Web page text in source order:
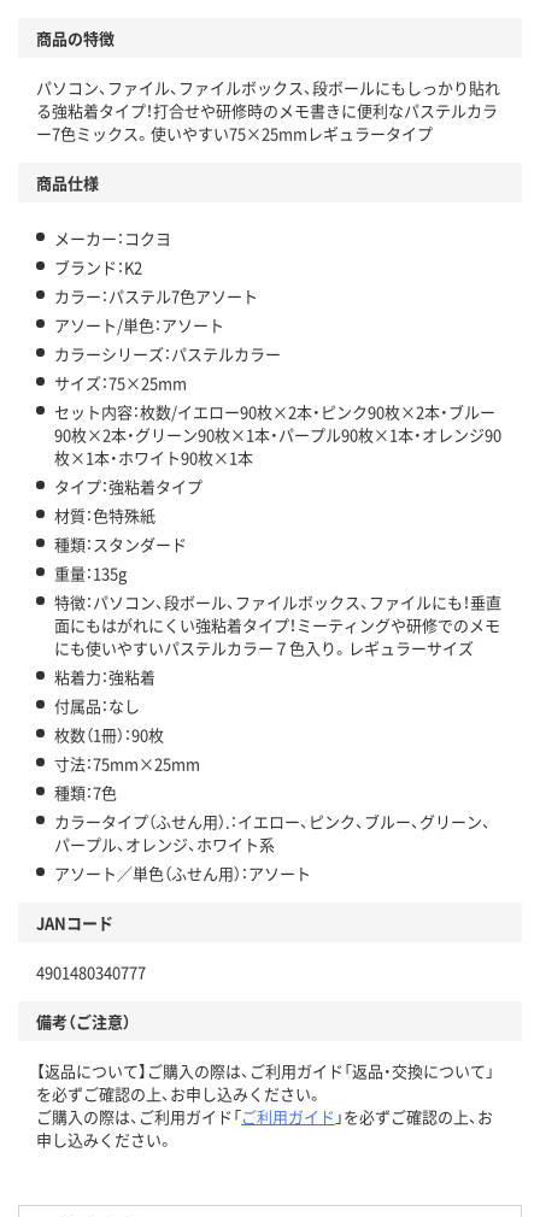
商品の特徴
パソコン、ファイル、ファイルボックス、段ボールにもしっかり貼れ
る強粘着タイプ！打合せや研修時のメモ書きに便利なパステルカラ
ー7色ミックス。使いやすい75×25mmレギュラータイプ
商品仕様
メーカー：コクヨ
ブランド：K2
カラー：パステル7色アソート
アソート/単色：アソート
カラーシリーズ：パステルカラー
サイズ：75×25mm
セット内容：枚数/イエロー90枚×2本・ピンク90枚×2本・ブルー
90枚×2本・グリーン90枚×1本・パープル90枚×1本・オレンジ90
枚×1本・ホワイト90枚×1本
タイプ：強粘着タイプ
材質：色特殊紙
種類：スタンダード
重量：135g
特徴：パソコン、段ボール、ファイルボックス、ファイルにも！垂直
面にもはがれにくい強粘着タイプ！ミーティングや研修でのメモ
にも使いやすいパステルカラー７色入り。レギュラーサイズ
粘着力：強粘着
付属品：なし
枚数（1冊）：90枚
寸法：75mm×25mm
種類：7色
カラータイプ（ふせん用）.：イエロー、ピンク、ブルー、グリーン、
パープル、オレンジ、ホワイト系
アソート／単色（ふせん用）：アソート
JANコード
4901480340777
備考（ご注意）
【返品について】ご購入の際は、ご利用ガイド「返品・交換について」
を必ずご確認の上、お申し込みください。
ご購入の際は、ご利用ガイド「ご利用ガイド 」を必ずご確認の上、お
申し込みください。